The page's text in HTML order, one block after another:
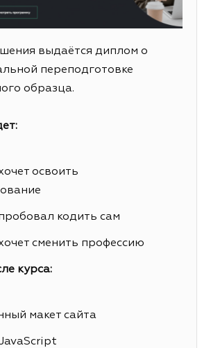
выдаётся диплом о
переподготовке
образца.
освоить
пробовал кодить сам
хочет сменить профессию
курса:
макет сайта